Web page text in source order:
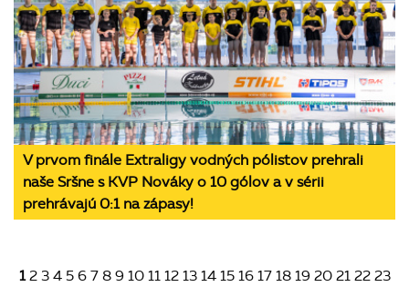
V prvom finále Extraligy vodných pólistov prehrali
naše Sršne s KVP Nováky o 10 gólov a v sérii
prehrávajú 0:1 na zápasy!
1 2 3 4 5 6 7 8 9 10 11 12 13 14 15 16 17 18 19 20 21 22 23